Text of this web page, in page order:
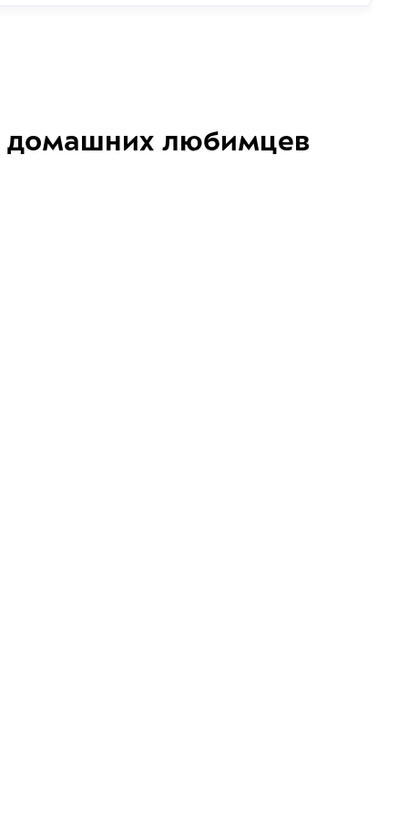
домашних любимцев